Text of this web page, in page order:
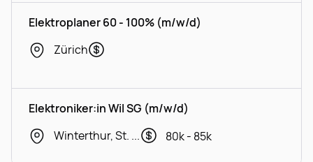
Elektroplaner 60 - 100% (m/w/d)
Zürich
Elektroniker:in Wil SG (m/w/d)
Winterthur, St. Gallen
80k - 85k